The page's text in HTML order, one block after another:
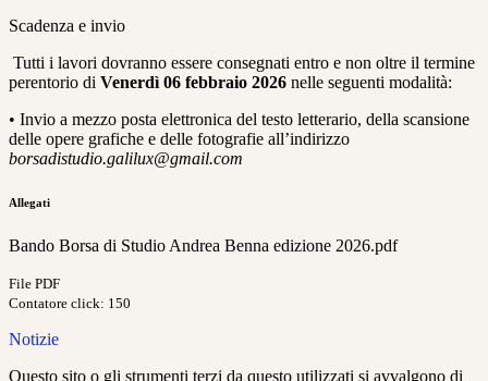
Scadenza e invio
Tutti i lavori dovranno essere consegnati entro e non oltre il termine
perentorio di Venerdì 06 febbraio 2026 nelle seguenti modalità:
• Invio a mezzo posta elettronica del testo letterario, della scansione
delle opere grafiche e delle fotografie all’indirizzo
borsadistudio.galilux@gmail.com
Allegati
Bando Borsa di Studio Andrea Benna edizione 2026.pdf
File PDF
Contatore click: 150
Notizie
Questo sito o gli strumenti terzi da questo utilizzati si avvalgono di